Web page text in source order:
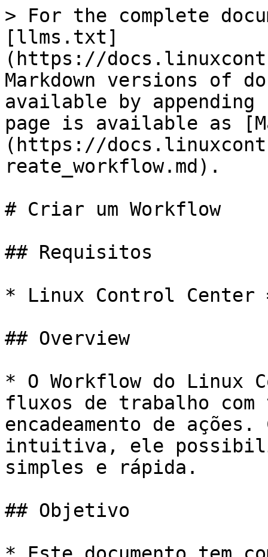
> For the complete
[llms.txt]
(https://
Markdown versions of
available by
page is available as
(https://
reate_workflow.md).
# Criar um Workflow
## Requisitos
* Linux Control Center
## Overview
* O Workflow do Linux
fluxos de trabalho com
encadeamento de
intuitiva, ele
simples e rápida.
## Objetivo